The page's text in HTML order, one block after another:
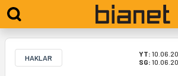
HAKLAR YT:
SG: